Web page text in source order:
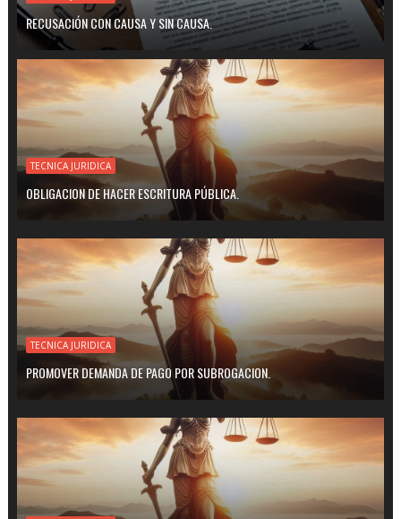
RECUSACIÓN CON CAUSA Y SIN CAUSA.
TECNICA JURIDICA
OBLIGACION DE HACER ESCRITURA PÚBLICA.
TECNICA JURIDICA
PROMOVER DEMANDA DE PAGO POR SUBROGACION.